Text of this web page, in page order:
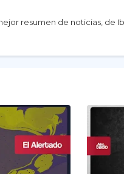
resumen de noticias, de